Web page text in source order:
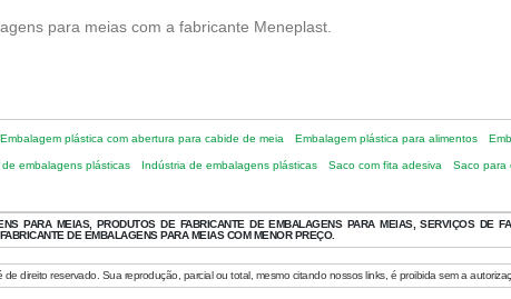
para meias com a fabricante Meneplast.
Embalagem plástica com abertura para cabide de meia Embalagem plástica para alimentos
de embalagens plásticas Indústria de embalagens plásticas Saco com fita adesiva Saco para
PARA MEIAS, PRODUTOS DE FABRICANTE DE EMBALAGENS PARA MEIAS, SERVIÇOS DE
DE EMBALAGENS PARA MEIAS COM MENOR PREÇO.
direito reservado. Sua reprodução, parcial ou total, mesmo citando nossos links, é proibida sem a